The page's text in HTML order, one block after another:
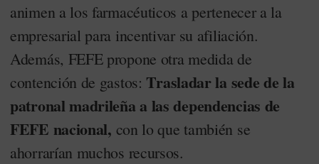
animen a los farmacéuticos a pertenecer a la
empresarial para incentivar su afiliación.
Además, FEFE propone otra medida de
contención de gastos: Trasladar la sede de la
patronal madrileña a las dependencias de
FEFE nacional, con lo que también se
ahorrarían muchos recursos.